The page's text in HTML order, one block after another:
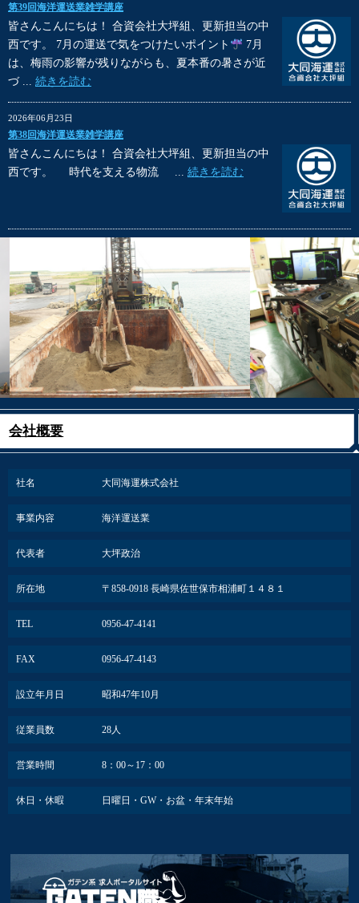
第39回海洋運送業雑学講座
皆さんこんにちは！ 合資会社大坪組、更新担当の中
西です。 7月の運送で気をつけたいポイント
7月
は、梅雨の影響が残りながらも、夏本番の暑さが近
づ ... 続きを読む
2026年06月23日
第38回海洋運送業雑学講座
皆さんこんにちは！ 合資会社大坪組、更新担当の中
西です。 時代を支える物流 ... 続きを読む
会社概要
社名 大同海運株式会社
事業内容 海洋運送業
代表者 大坪政治
所在地 〒858-0918 長崎県佐世保市相浦町１４８１
TEL 0956-47-4141
FAX 0956-47-4143
設立年月日 昭和47年10月
従業員数 28人
営業時間 8：00～17：00
休日・休暇 日曜日・GW・お盆・年末年始